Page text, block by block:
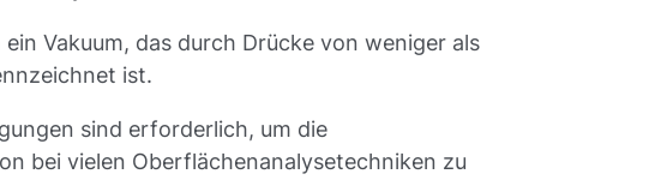
Vakuum, das durch Drücke von weniger als
ist.
sind erforderlich, um die
bei vielen Oberflächenanalysetechniken zu